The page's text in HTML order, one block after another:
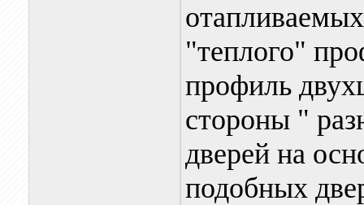
"теплого"
профиль
стороны "
дверей на
подобных